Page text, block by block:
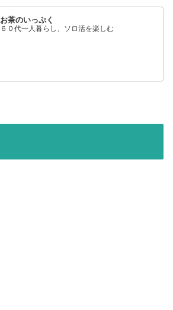
お茶のいっぷく
６０代一人暮らし、ソロ活を楽しむ